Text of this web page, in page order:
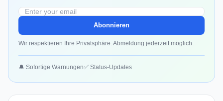
Abonnieren
Wir respektieren Ihre Privatsphäre. Abmeldung jederzeit möglich.
🔔 Sofortige Warnungen✅ Status-Updates